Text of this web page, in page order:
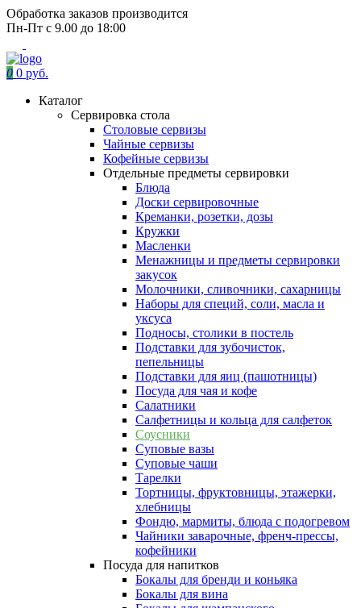
Обработка заказов производится
Пн-Пт с 9.00 до 18:00
0 0 руб.
Каталог
Сервировка стола
Столовые сервизы
Чайные сервизы
Кофейные сервизы
Отдельные предметы сервировки
Блюда
Доски сервировочные
Креманки, розетки, дозы
Кружки
Масленки
Менажницы и предметы сервировки
закусок
Молочники, сливочники, сахарницы
Наборы для специй, соли, масла и
уксуса
Подносы, столики в постель
Подставки для зубочисток,
пепельницы
Подставки для яиц (пашотницы)
Посуда для чая и кофе
Салатники
Салфетницы и кольца для салфеток
Соусники
Суповые вазы
Суповые чаши
Тарелки
Тортницы, фруктовницы, этажерки,
хлебницы
Фондю, мармиты, блюда с подогревом
Чайники заварочные, френч-прессы,
кофейники
Посуда для напитков
Бокалы для бренди и коньяка
Бокалы для вина